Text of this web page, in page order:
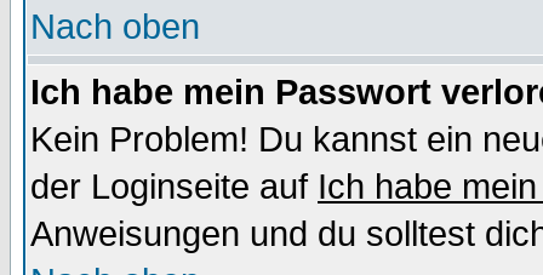
Nach oben
Ich habe mein Passwort
Kein Problem! Du kannst ein
der Loginseite auf Ich habe
Anweisungen und du solltest